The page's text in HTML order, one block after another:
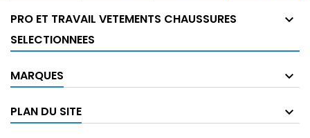
PRO ET TRAVAIL VETEMENTS CHAUSSURES
SELECTIONNEES
MARQUES
PLAN DU SITE